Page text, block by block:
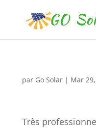
par Go Solar| Mar
Très